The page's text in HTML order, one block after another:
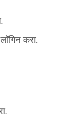
करा.